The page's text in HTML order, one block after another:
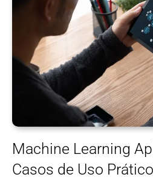
Machine Learning
Casos de Uso